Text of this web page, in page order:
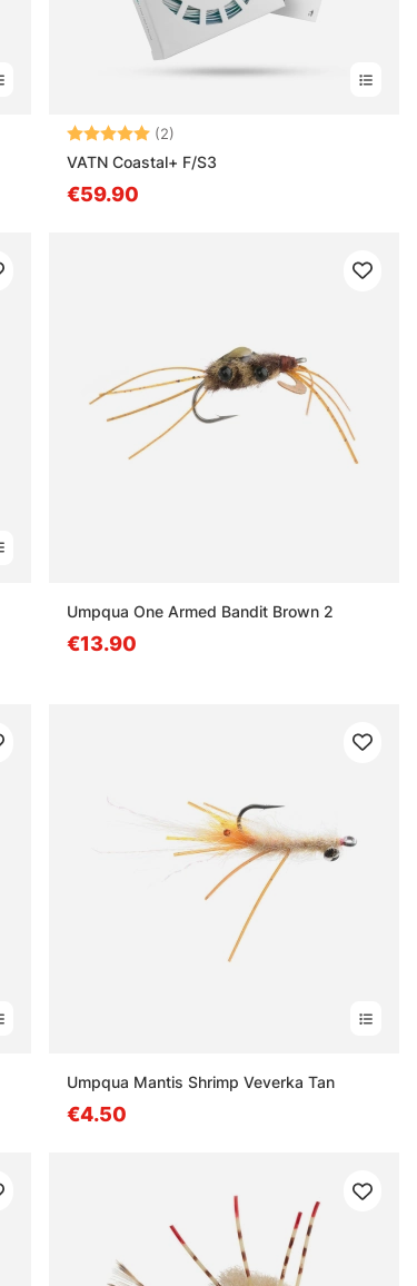
Bewertung: (2)
VATN Coastal+ F/S3
€59.90
Umpqua One Armed Bandit Brown 2
€13.90
Umpqua Mantis Shrimp Veverka Tan
€4.50